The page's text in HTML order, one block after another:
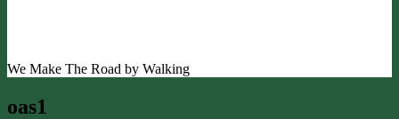
We Make The Road by Walking
oas1